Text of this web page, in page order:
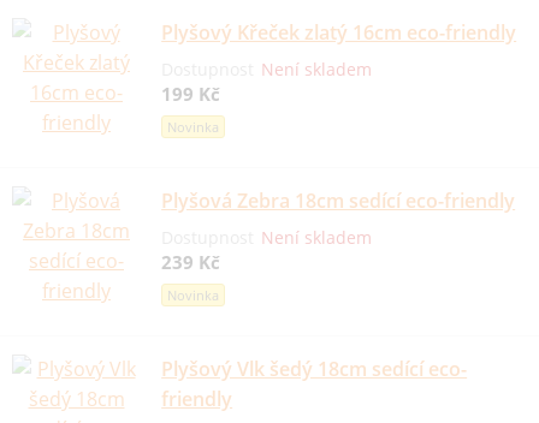
Plyšový Křeček zlatý 16cm eco-friendly
Není skladem
199 Kč
Novinka
Plyšová Zebra 18cm sedící eco-friendly
Není skladem
239 Kč
Novinka
Plyšový Vlk šedý 18cm sedící eco-
friendly